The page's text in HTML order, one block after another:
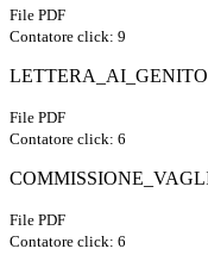
File PDF
Contatore click: 9
File PDF
Contatore click: 6
File PDF
Contatore click: 6